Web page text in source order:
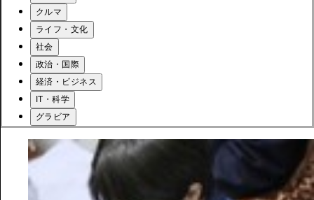
クルマ
ライフ・文化
社会
政治・国際
経済・ビジネス
IT・科学
グラビア